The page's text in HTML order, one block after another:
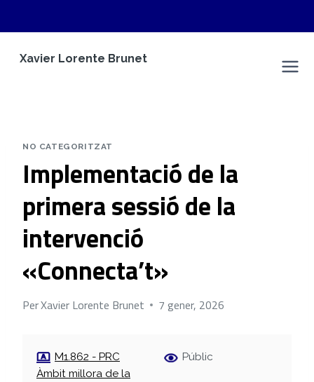
Xavier Lorente Brunet
NO CATEGORITZAT
Implementació de la
primera sessió de la
intervenció
«Connecta’t»
PerXavier Lorente Brunet 7 gener, 2026
M1.862 - PRC
Àmbit millora de la
Públic